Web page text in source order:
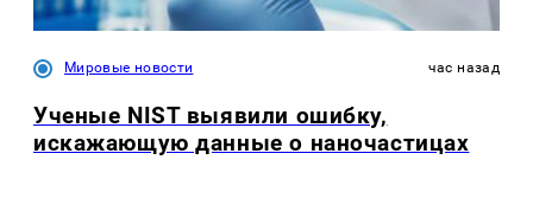
Мировые новости час назад
Ученые NIST выявили ошибку,
искажающую данные о наночастицах